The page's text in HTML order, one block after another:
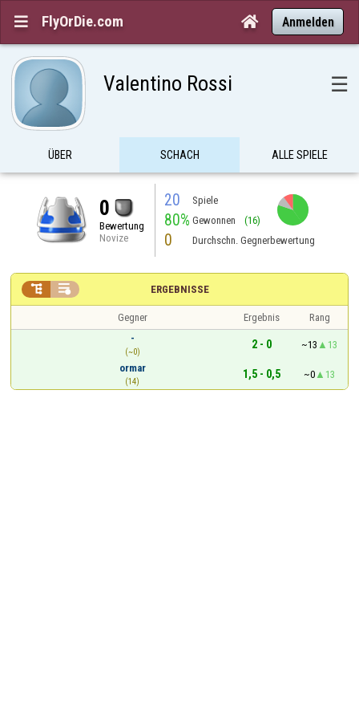
 FlyOrDie.com  Anmelden
Valentino Rossi ☰
ÜBER SCHACH ALLE SPIELE
0
Bewertung
Novize
20 Spiele
80% Gewonnen (16)
0 Durchschn. Gegnerbewertung
ERGEBNISSE
 
Gegner Ergebnis
Rang
-
(~0)
2 - 0 ~13
13
ormar
(14)
1,5 - 0,5 ~0 13